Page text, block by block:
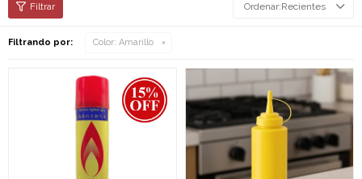
Recientes
Filtrando por: Color: Amarillo